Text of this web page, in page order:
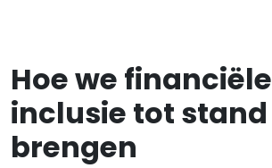
Hoe we financiële
inclusie tot stand
brengen